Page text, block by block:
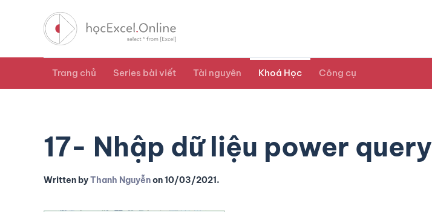
Trang chủ Series bài viết Tài nguyên Khoá Học Công cụ
17- Nhập dữ liệu power query
Written byThanh Nguyễnon10/03/2021.